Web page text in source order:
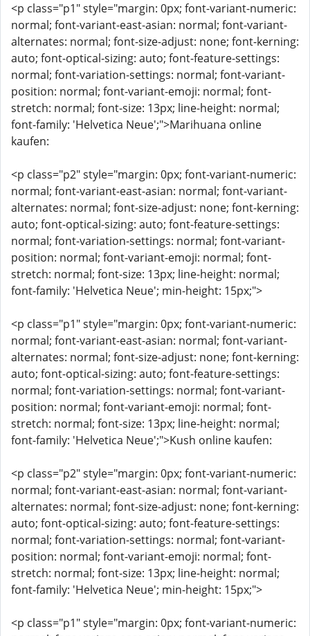
<p class="p1" style="margin: 0px; font-variant-numeric:
normal; font-variant-east-asian: normal; font-variant-
alternates: normal; font-size-adjust: none; font-kerning:
auto; font-optical-sizing: auto; font-feature-settings:
normal; font-variation-settings: normal; font-variant-
position: normal; font-variant-emoji: normal; font-
stretch: normal; font-size: 13px; line-height: normal;
font-family: 'Helvetica Neue';">Marihuana online
kaufen:
<p class="p2" style="margin: 0px; font-variant-numeric:
normal; font-variant-east-asian: normal; font-variant-
alternates: normal; font-size-adjust: none; font-kerning:
auto; font-optical-sizing: auto; font-feature-settings:
normal; font-variation-settings: normal; font-variant-
position: normal; font-variant-emoji: normal; font-
stretch: normal; font-size: 13px; line-height: normal;
font-family: 'Helvetica Neue'; min-height: 15px;">
<p class="p1" style="margin: 0px; font-variant-numeric:
normal; font-variant-east-asian: normal; font-variant-
alternates: normal; font-size-adjust: none; font-kerning:
auto; font-optical-sizing: auto; font-feature-settings:
normal; font-variation-settings: normal; font-variant-
position: normal; font-variant-emoji: normal; font-
stretch: normal; font-size: 13px; line-height: normal;
font-family: 'Helvetica Neue';">Kush online kaufen:
<p class="p2" style="margin: 0px; font-variant-numeric:
normal; font-variant-east-asian: normal; font-variant-
alternates: normal; font-size-adjust: none; font-kerning:
auto; font-optical-sizing: auto; font-feature-settings:
normal; font-variation-settings: normal; font-variant-
position: normal; font-variant-emoji: normal; font-
stretch: normal; font-size: 13px; line-height: normal;
font-family: 'Helvetica Neue'; min-height: 15px;">
<p class="p1" style="margin: 0px; font-variant-numeric: